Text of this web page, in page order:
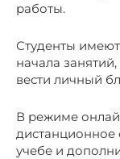
работы.
Студенты
начала
вести личный
В режиме
дистанционное
учебе и